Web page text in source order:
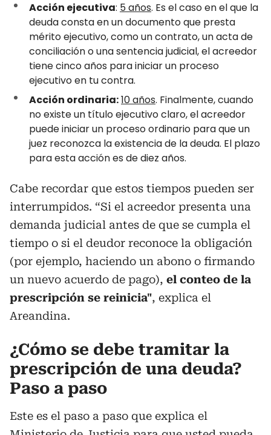
Acción ejecutiva: 5 años. Es el caso en el que la
deuda consta en un documento que presta
mérito ejecutivo, como un contrato, un acta de
conciliación o una sentencia judicial, el acreedor
tiene cinco años para iniciar un proceso
ejecutivo en tu contra.
Acción ordinaria:10 años. Finalmente, cuando
no existe un título ejecutivo claro, el acreedor
puede iniciar un proceso ordinario para que un
juez reconozca la existencia de la deuda. El plazo
para esta acción es de diez años.
Cabe recordar que estos tiempos pueden ser
interrumpidos. “Si el acreedor presenta una
demanda judicial antes de que se cumpla el
tiempo o si el deudor reconoce la obligación
(por ejemplo, haciendo un abono o firmando
un nuevo acuerdo de pago), el conteo de la
prescripción se reinicia", explica el
Areandina.
¿Cómo se debe tramitar la
prescripción de una deuda?
Paso a paso
Este es el paso a paso que explica el